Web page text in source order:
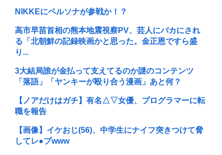
NIKKEにペルソナが参戦か！？
高市早苗首相の熊本地震視察PV、芸人にバカにされ
る「北朝鮮の記録映画かと思った。金正恩ですら盛
り...
3大結局誰が金払って支えてるのか謎のコンテンツ
「落語」「ヤンキーが殴り合う漫画」あと何？
【ノアだけはガチ】有名△▽女優、プログラマーに転
職を報告
【画像】イケおじ(56)、中学生にナイフ突きつけて脅
してレ●プwww